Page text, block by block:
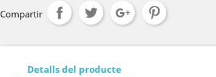
Compartir
Detalls del producte